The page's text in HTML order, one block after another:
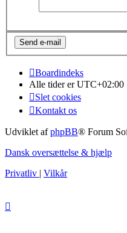
Boardindeks
Alle tider erUTC+02:00
Slet cookies
Kontakt os
Udviklet afphpBB® Forum
Dansk oversættelse & hjælp
Privatliv
Vilkår